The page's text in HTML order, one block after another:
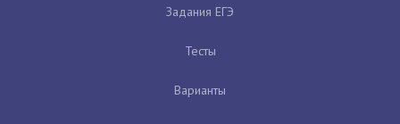
Задания ЕГЭ
Тесты
Варианты